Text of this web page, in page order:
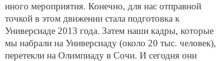
иного мероприятия. Конечно, для нас отправной
точкой в этом движении стала подготовка к
Универсиаде 2013 года. Затем наши кадры, которые
мы набрали на Универсиаду (около 20 тыс. человек),
перетекли на Олимпиаду в Сочи. И сегодня они